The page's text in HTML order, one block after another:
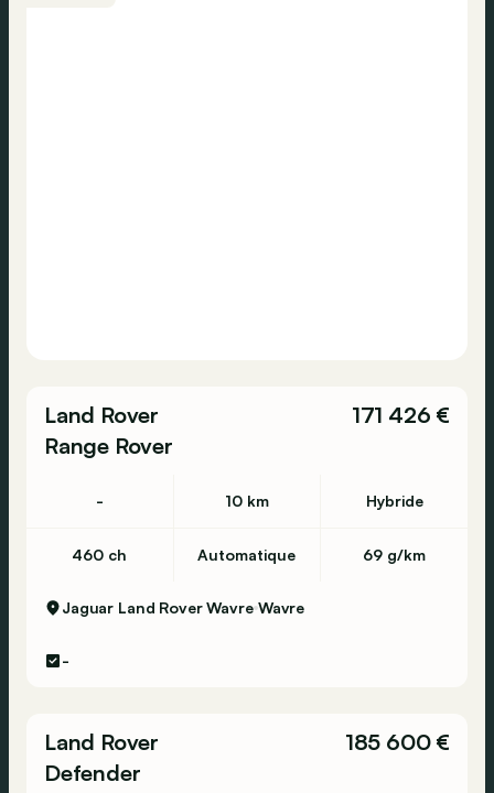
Land Rover
Range Rover
171 426 €
- 10 km Hybride
460 ch Automatique 69 g/km
Jaguar Land Rover Wavre Wavre
-
Land Rover
Defender
185 600 €